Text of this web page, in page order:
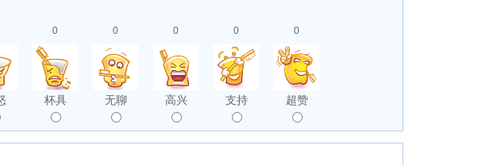
0
杯具
0
无聊
0
高兴
0
支持
0
超赞